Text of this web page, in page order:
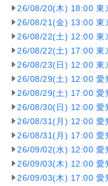
26/08/20(木) 18:00 東
26/08/21(金) 13:00 東
26/08/22(土) 12:00 東
26/08/22(土) 17:00 東
26/08/23(日) 12:00 東
26/08/29(土) 12:00 愛
26/08/29(土) 17:00 愛
26/08/30(日) 12:00 愛
26/08/31(月) 12:00 愛
26/08/31(月) 17:00 愛
26/09/02(水) 12:00 愛
26/09/03(木) 12:00 愛
26/09/03(木) 17:00 愛